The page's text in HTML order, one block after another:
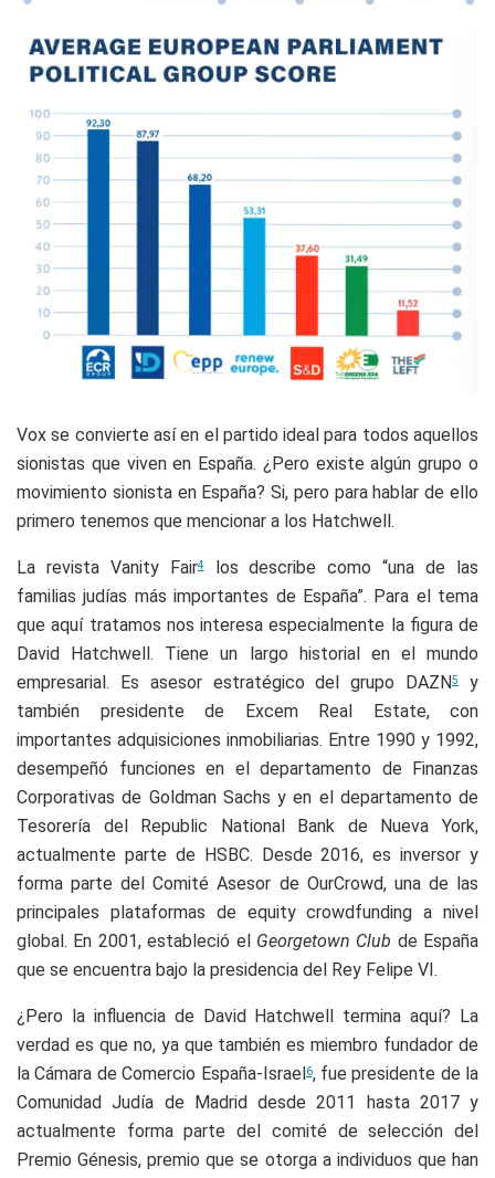
Vox se convierte así en el partido ideal para todos aquellos
sionistas que viven en España. ¿Pero existe algún grupo o
movimiento sionista en España? Si, pero para hablar de ello
primero tenemos que mencionar a los Hatchwell.
La revista Vanity Fair4los describe como “una de las
familias judías más importantes de España”. Para el tema
que aquí tratamos nos interesa especialmente la figura de
David Hatchwell. Tiene un largo historial en el mundo
empresarial. Es asesor estratégico del grupo DAZN5y
también presidente de Excem Real Estate, con
importantes adquisiciones inmobiliarias. Entre 1990 y 1992,
desempeñó funciones en el departamento de Finanzas
Corporativas de Goldman Sachs y en el departamento de
Tesorería del Republic National Bank de Nueva York,
actualmente parte de HSBC. Desde 2016, es inversor y
forma parte del Comité Asesor de OurCrowd, una de las
principales plataformas de equity crowdfunding a nivel
global. En 2001, estableció el Georgetown Club de España
que se encuentra bajo la presidencia del Rey Felipe VI.
¿Pero la influencia de David Hatchwell termina aquí? La
verdad es que no, ya que también es miembro fundador de
la Cámara de Comercio España-Israel6, fue presidente de la
Comunidad Judía de Madrid desde 2011 hasta 2017 y
actualmente forma parte del comité de selección del
Premio Génesis, premio que se otorga a individuos que han